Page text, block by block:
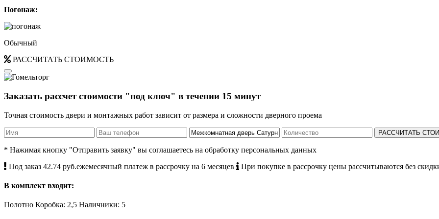
Погонаж:
Обычный
РАССЧИТАТЬ СТОИМОСТЬ
Заказать рассчет стоимости "под ключ" в течении 15 минут
Точная стоимость двери и монтажных работ зависит от размера и сложности дверного проема
РАССЧИТАТЬ
* Нажимая кнопку "Отправить заявку" вы соглашаетесь на обработку персональных данных
Под заказ 42.74 руб.ежемесячный платеж в рассрочку на 6 месяцев При покупке в рассрочку цены рассчитываются без
В комплект входит:
Полотно Коробка: 2,5 Наличники: 5